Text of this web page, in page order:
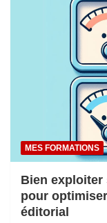
MES FORMATIONS
Bien exploiter
pour
éditorial